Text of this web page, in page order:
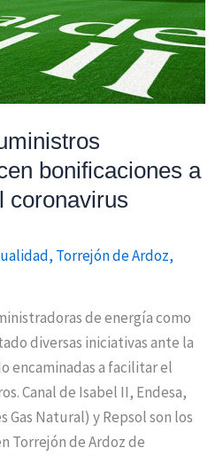
bonificaciones a
coronavirus
, Torrejón de Ardoz,
de energía como
diversas iniciativas ante la
encaminadas a facilitar el
Canal de Isabel II, Endesa,
Natural) y Repsol son los
Torrejón de Ardoz de